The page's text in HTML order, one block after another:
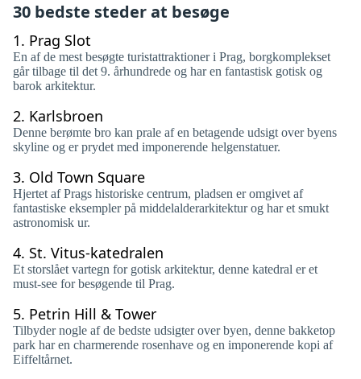
30 bedste steder at besøge
1. Prag Slot
En af de mest besøgte turistattraktioner i Prag, borgkomplekset
går tilbage til det 9. århundrede og har en fantastisk gotisk og
barok arkitektur.
2. Karlsbroen
Denne berømte bro kan prale af en betagende udsigt over byens
skyline og er prydet med imponerende helgenstatuer.
3. Old Town Square
Hjertet af Prags historiske centrum, pladsen er omgivet af
fantastiske eksempler på middelalderarkitektur og har et smukt
astronomisk ur.
4. St. Vitus-katedralen
Et storslået vartegn for gotisk arkitektur, denne katedral er et
must-see for besøgende til Prag.
5. Petrin Hill & Tower
Tilbyder nogle af de bedste udsigter over byen, denne bakketop
park har en charmerende rosenhave og en imponerende kopi af
Eiffeltårnet.